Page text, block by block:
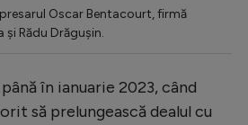
Oscar Bentacourt, firmă
și Rădu Drăgușin.
în ianuarie 2023, când
să prelungească dealul cu